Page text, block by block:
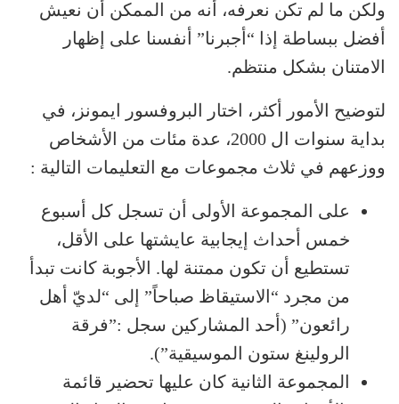
ولكن ما لم تكن نعرفه، أنه من الممكن أن نعيش
أفضل ببساطة إذا “أجبرنا” أنفسنا على إظهار
الامتنان بشكل منتظم.
لتوضيح الأمور أكثر، اختار البروفسور ايمونز، في
بداية سنوات ال 2000، عدة مئات من الأشخاص
ووزعهم في ثلاث مجموعات مع التعليمات التالية :
على المجموعة الأولى أن تسجل كل أسبوع
خمس أحداث إيجابية عايشتها على الأقل،
تستطيع أن تكون ممتنة لها. الأجوبة كانت تبدأ
من مجرد “الاستيقاظ صباحاً” إلى “لديّ أهل
رائعون” (أحد المشاركين سجل :”فرقة
الرولينغ ستون الموسيقية”).
المجموعة الثانية كان عليها تحضير قائمة